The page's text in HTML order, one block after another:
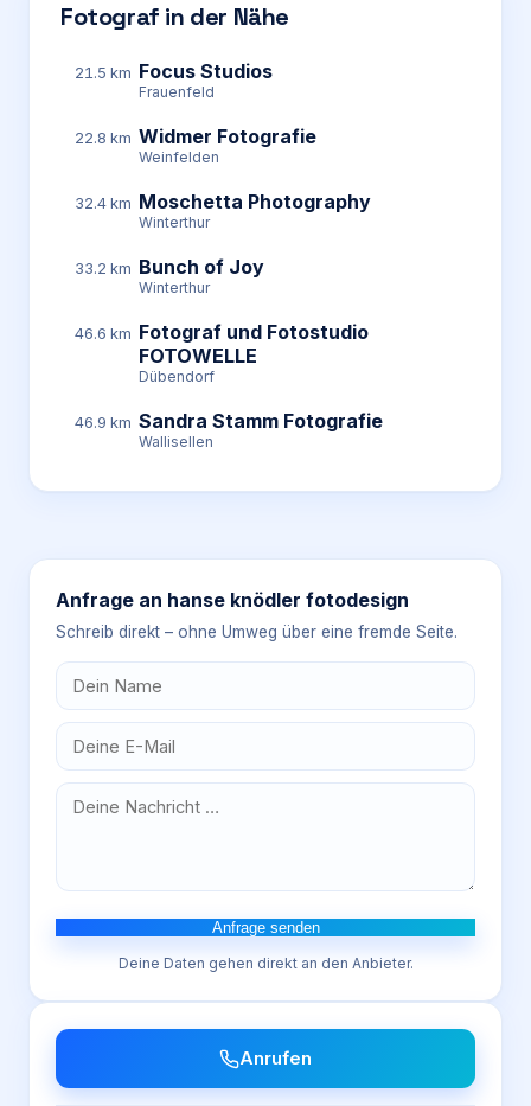
Fotograf in der Nähe
21.5 km Focus Studios
Frauenfeld
22.8 km Widmer Fotografie
Weinfelden
32.4 km Moschetta Photography
Winterthur
33.2 km Bunch of Joy
Winterthur
46.6 km Fotograf und Fotostudio
FOTOWELLE
Dübendorf
46.9 km Sandra Stamm Fotografie
Wallisellen
Anfrage an hanse knödler fotodesign
Schreib direkt – ohne Umweg über eine fremde Seite.
Anfrage senden
Deine Daten gehen direkt an den Anbieter.
Anrufen